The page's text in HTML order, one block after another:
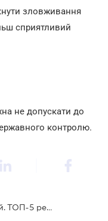
зловживання
сприятливий
не допускати до
контролю.
Мораторій на перевірки скасований. ТОП-5 рекомендацій для бізнесу